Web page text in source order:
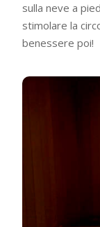
sulla neve a
stimolare la
benessere poi!